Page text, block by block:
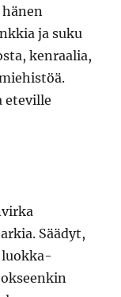
ja suku
kenraalia,
eteville
Säädyt,
luokka-